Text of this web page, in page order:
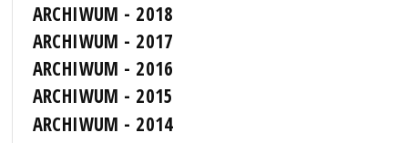
ARCHIWUM - 2018
ARCHIWUM - 2017
ARCHIWUM - 2016
ARCHIWUM - 2015
ARCHIWUM - 2014